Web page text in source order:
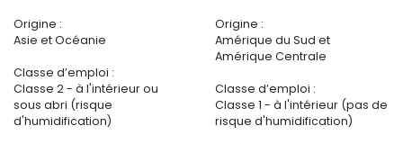
Origine :
Asie et Océanie
Classe d’emploi :
Classe 2 - à l'intérieur ou
sous abri (risque
d'humidification)
Origine :
Amérique du Sud et
Amérique Centrale
Classe d’emploi :
Classe 1 - à l'intérieur (pas de
risque d'humidification)